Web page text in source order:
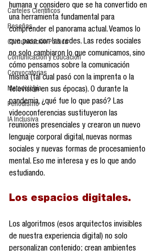
Carteles Científicos
Reseñas
Comunicación Política
Comunicación y Educación
Convocatorias
Metodología
Periodismo
IA Inclusiva
humana y considero que se ha convertido en
una herramienta fundamental para
comprender el panorama actual. Veamos lo
que pasa con las redes. Las redes sociales
no solo cambiaron lo que comunicamos, sino
cómo pensamos sobre la comunicación
misma (tal cual pasó con la imprenta o la
televisión en sus épocas). O durante la
pandemia, ¿qué fue lo que pasó? Las
videoconferencias sustituyeron las
reuniones presenciales y crearon un nuevo
lenguaje corporal digital, nuevas normas
sociales y nuevas formas de procesamiento
mental. Eso me interesa y es lo que ando
estudiando.
Los espacios digitales.
Los algoritmos (esos arquitectos invisibles
de nuestra experiencia digital) no solo
personalizan contenido; crean ambientes